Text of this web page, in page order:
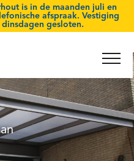
is in de maanden juli en
afspraak. Vestiging
dinsdagen gesloten.